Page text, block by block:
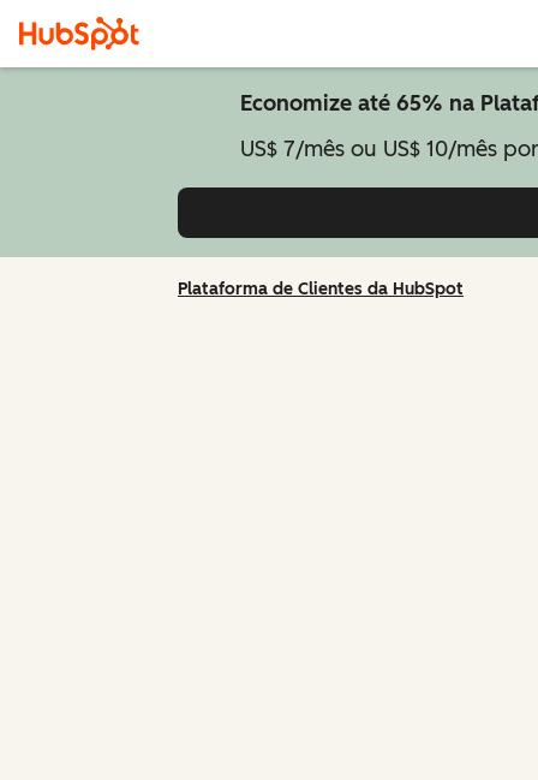
Economize até 65% na
US$ 7/mês ou US$ 10/mês
Plataforma de Clientes da HubSpot